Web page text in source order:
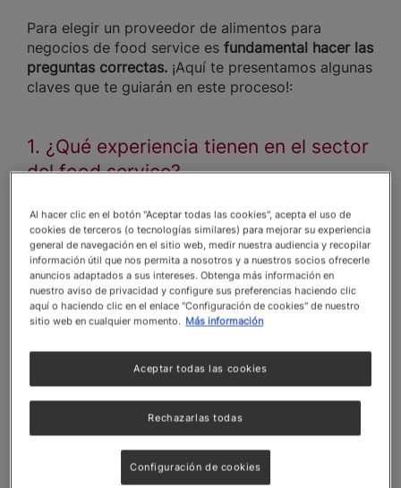
Para elegir un proveedor de alimentos para
negocios de food service es fundamental hacer las
preguntas correctas. ¡Aquí te presentamos algunas
claves que te guiarán en este proceso!:
1. ¿Qué experiencia tienen en el sector
del food service?
Un abastecedor con experiencia en la industria del
food service entiende las necesidades específicas
de negocios como el tuyo.Investigar y preguntar
sobre su trayectoria, qué tipo de clientes atienden
y cómo se adaptan a las demandas del sector te
dará una idea de su capacidad para satisfacer tus
requerimientos.
2. ¿Ofrecen productos que se ajusten
a mi tipo de negocio?
Cada negocio es único. Un restaurante gourmet
tendrá necesidades diferentes a las de una
Al hacer clic en el botón "Aceptar todas las cookies", acepta el uso de
cookies de terceros (o tecnologías similares) para mejorar su experiencia
general de navegación en el sitio web, medir nuestra audiencia y recopilar
información útil que nos permita a nosotros y a nuestros socios ofrecerle
anuncios adaptados a sus intereses. Obtenga más información en
nuestro aviso de privacidad y configure sus preferencias haciendo clic
aquí o haciendo clic en el enlace "Configuración de cookies" de nuestro
sitio web en cualquier momento. Más información
Rechazarlas todas
Aceptar todas las cookies
Configuración de cookies